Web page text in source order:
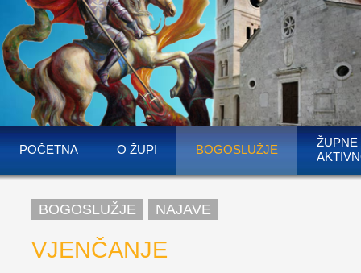
POČETNA O ŽUPI BOGOSLUŽJE
ŽUPNE
BOGOSLUŽJE NAJAVE
VJENČANJE